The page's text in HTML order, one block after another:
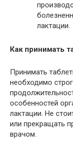
лактации.
Как принимать
Принимать
необходимо
особенностей
лактации. Не
или прекращать
врачом.